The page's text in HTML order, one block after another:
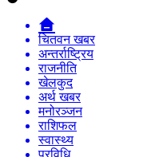
चितवन खबर
अन्तर्राष्ट्रिय
राजनीति
खेलकुद
अर्थ खबर
मनोरञ्जन
राशिफल
स्वास्थ्य
प्रविधि